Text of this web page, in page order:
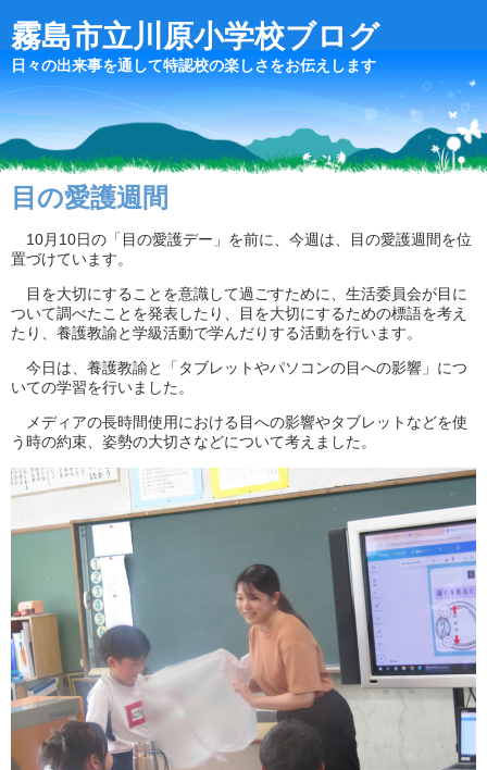
霧島市立川原小学校ブログ
日々の出来事を通して特認校の楽しさをお伝えします
目の愛護週間
10月10日の「目の愛護デー」を前に、今週は、目の愛護週間を位
置づけています。
目を大切にすることを意識して過ごすために、生活委員会が目に
ついて調べたことを発表したり、目を大切にするための標語を考え
たり、養護教諭と学級活動で学んだりする活動を行います。
今日は、養護教諭と「タブレットやパソコンの目への影響」につ
いての学習を行いました。
メディアの長時間使用における目への影響やタブレットなどを使
う時の約束、姿勢の大切さなどについて考えました。